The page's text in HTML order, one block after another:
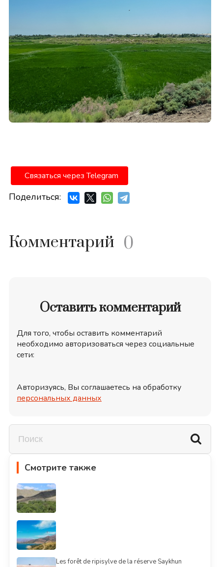
Связаться через Telegram
Поделиться:
Комментарий 0
Оставить комментарий
Для того, чтобы оставить комментарий
необходимо авторизоваться через социальные
сети:
Авторизуясь, Вы соглашаетесь на обработку
персональных данных
Смотрите также
Les forêt de ripisylve de la réserve Saykhun